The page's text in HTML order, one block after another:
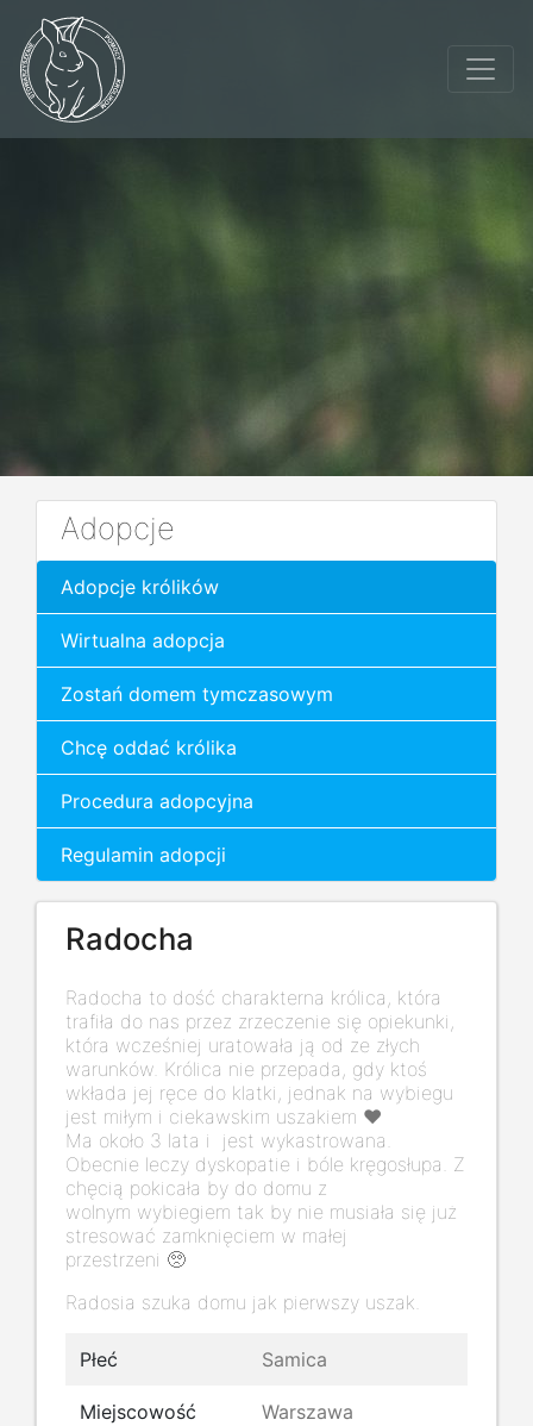
Adopcje
Adopcje królików
Wirtualna adopcja
Zostań domem tymczasowym
Chcę oddać królika
Procedura adopcyjna
Regulamin adopcji
Radocha
Radocha to dość charakterna królica, która
trafiła do nas przez zrzeczenie się opiekunki,
która wcześniej uratowała ją od ze złych
warunków. Królica nie przepada, gdy ktoś
wkłada jej ręce do klatki, jednak na wybiegu
jest miłym i ciekawskim uszakiem ❤️
Ma około 3 lata i jest wykastrowana.
Obecnie leczy dyskopatie i bóle kręgosłupa. Z
chęcią pokicała by do domu z
wolnym wybiegiem tak by nie musiała się już
stresować zamknięciem w małej
przestrzeni 🥺
Radosia szuka domu jak pierwszy uszak.
Płeć Samica
Miejscowość Warszawa